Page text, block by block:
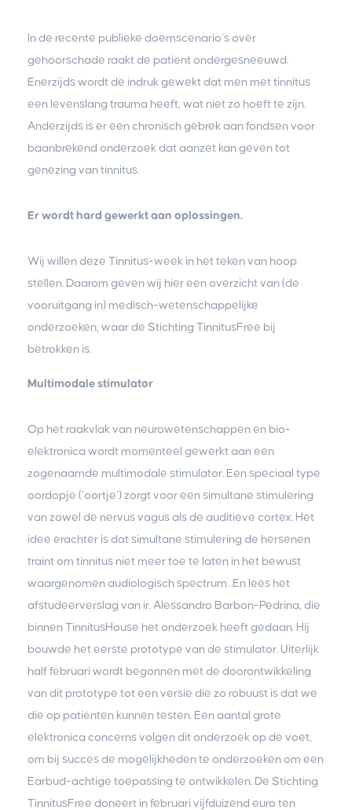
In de recente publieke doemscenario’s over
gehoorschade raakt de patiënt ondergesneeuwd.
Enerzijds wordt de indruk gewekt dat men met tinnitus
een levenslang trauma heeft, wat niet zo hoeft te zijn.
Anderzijds is er een chronisch gebrek aan fondsen voor
baanbrekend onderzoek dat aanzet kan geven tot
genezing van tinnitus.
Er wordt hard gewerkt aan oplossingen.
Wij willen deze Tinnitus-week in het teken van hoop
stellen. Daarom geven wij hier een overzicht van (de
vooruitgang in) medisch-wetenschappelijke
onderzoeken, waar de Stichting TinnitusFree bij
betrokken is.
Multimodale stimulator
Op het raakvlak van neurowetenschappen en bio-
elektronica wordt momenteel gewerkt aan een
zogenaamde multimodale stimulator. Een speciaal type
oordopje (‘oortje’) zorgt voor een simultane stimulering
van zowel de nervus vagus als de auditieve cortex. Het
idee erachter is dat simultane stimulering de hersenen
traint om tinnitus niet meer toe te laten in het bewust
waargenomen audiologisch spectrum. .En lees het
afstudeerverslag van ir. Alessandro Barbon-Pedrina, die
binnen TinnitusHouse het onderzoek heeft gedaan. Hij
bouwde het eerste prototype van de stimulator. Uiterlijk
half februari wordt begonnen met de doorontwikkeling
van dit prototype tot een versie die zo robuust is dat we
die op patiënten kunnen testen. Een aantal grote
elektronica concerns volgen dit onderzoek op de voet,
om bij succes de mogelijkheden te onderzoeken om een
Earbud-achtige toepassing te ontwikkelen. De Stichting
TinnitusFree doneert in februari vijfduizend euro ten